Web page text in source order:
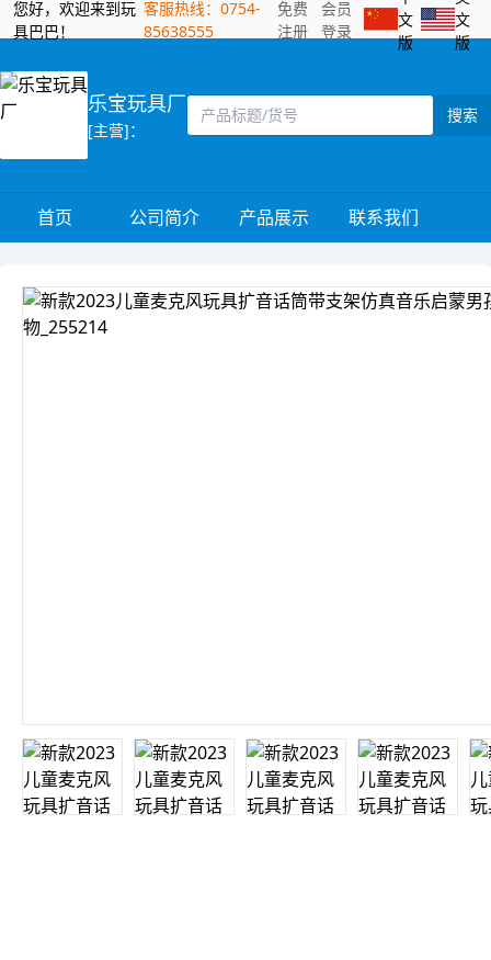
您好，欢迎来到玩
具巴巴！
客服热线：0754-
85638555
免费
注册
会员
登录
文
版
文
版
乐宝玩具厂
[主营]：
搜索
首页 公司简介 产品展示 联系我们